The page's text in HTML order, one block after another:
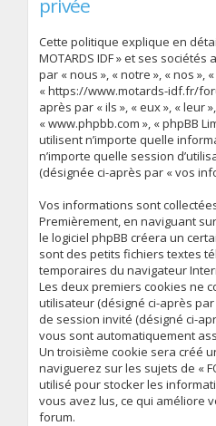
privée
Cette politique explique en
MOTARDS IDF » et ses
par « nous », « notre », « nos », «
« https://www.motards-idf.fr/
après par « ils », « eux », « leur
« www.phpbb.com », « phpBB
utilisent n’importe quelle
n’importe quelle session
(désignée ci-après par « vos
Vos informations sont
Premièrement, en naviguant sur
le logiciel phpBB créera un
sont des petits fichiers textes
temporaires du navigateur
Les deux premiers cookies ne
utilisateur (désigné ci-après
de session invité (désigné ci-
vous sont automatiquement
Un troisième cookie sera créé
naviguerez sur les sujets de «
utilisé pour stocker les
vous avez lus, ce qui améliore
forum.